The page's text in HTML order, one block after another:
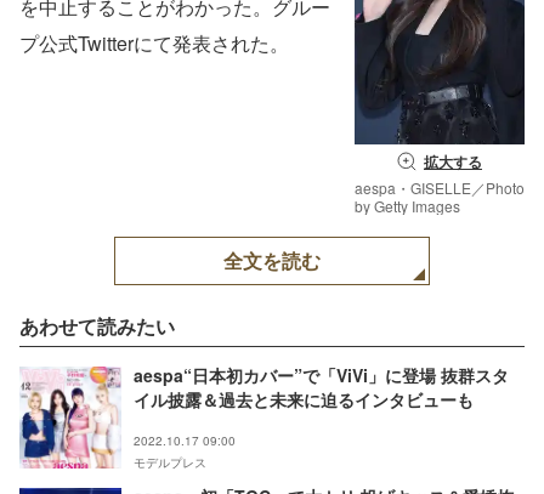
拡大する
aespa・GISELLE／Photo
by Getty Images
を中止することがわかった。グルー
プ公式Twitterにて発表された。
全文を読む
あわせて読みたい
aespa“日本初カバー”で「ViVi」に登場 抜群スタ
イル披露＆過去と未来に迫るインタビューも
2022.10.17 09:00
モデルプレス